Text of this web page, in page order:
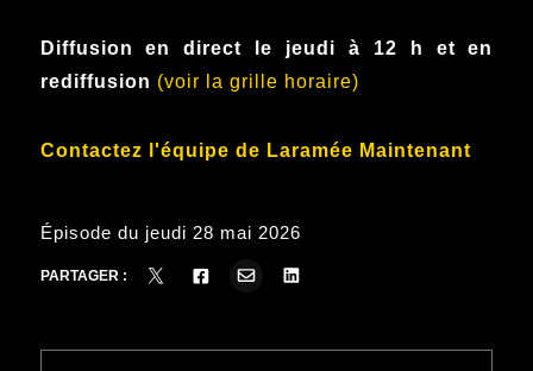
Diffusion en direct le jeudi à 12 h et en
rediffusion (voir la grille horaire)
Contactez l'équipe de Laramée Maintenant
Épisode du jeudi 28 mai 2026
PARTAGER :